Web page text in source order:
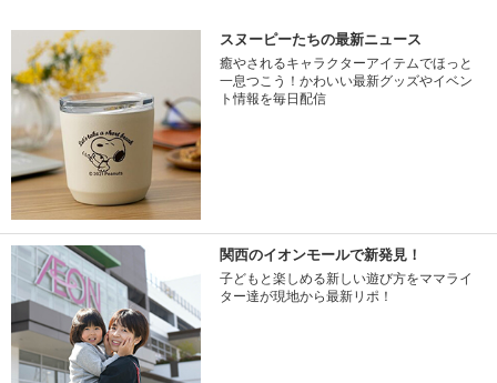
スヌーピーたちの最新ニュース
癒やされるキャラクターアイテムでほっと
一息つこう！かわいい最新グッズやイベン
ト情報を毎日配信
関西のイオンモールで新発見！
子どもと楽しめる新しい遊び方をママライ
ター達が現地から最新リポ！